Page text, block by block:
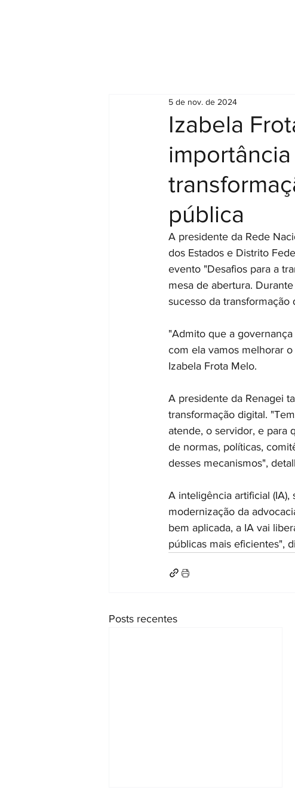
Izabela
pública
5 de nov. de 2024
A presidente da Rede
dos Estados e Distrito
evento "Desafios para a
mesa de abertura.
sucesso da
"Admito que a
com ela vamos melhorar
Izabela Frota Melo.
A presidente da Renagei
transformação digital.
atende, o servidor, e para
de normas, políticas,
desses mecanismos",
A inteligência artificial
modernização da
bem aplicada, a IA vai
públicas mais eficientes",
Posts recentes